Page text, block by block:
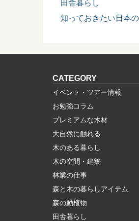
田舎暮らし
知っておきたい日本
CATEGORY
イベント・ツアー情報
お勉強コラム
プレミアムな木材
大自然に触れる
木のある暮らし
木の空間・建築
林業の仕事
森と木の暮らしアイテム
森の動植物
田舎暮らし